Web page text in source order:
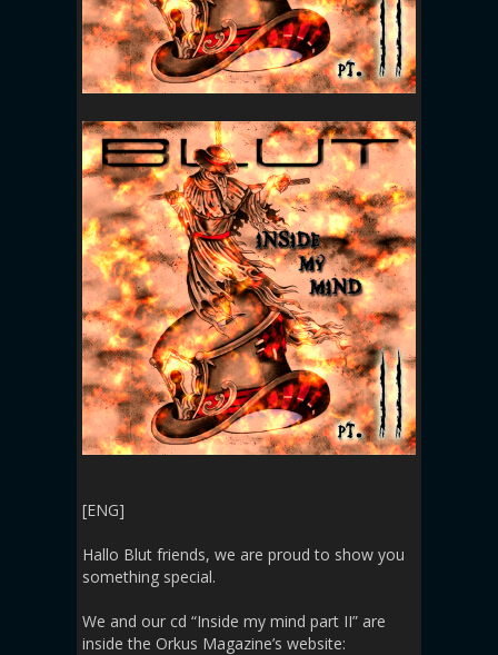
[ENG]
Hallo Blut friends, we are proud to show you
something special.
We and our cd “Inside my mind part II” are
inside the Orkus Magazine’s website: